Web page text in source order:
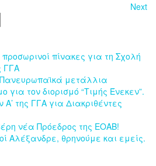
Next
πίνακες για τη Σχολή
ΓΓΑ
μετάλλια
για τον διορισμό “Τιμής Ένεκεν”.
της ΓΓΑ για Διακριθέντες
νέα Πρόεδρος της ΕΟΑΒ!
Αλέξανδρε, θρηνούμε και εμείς.